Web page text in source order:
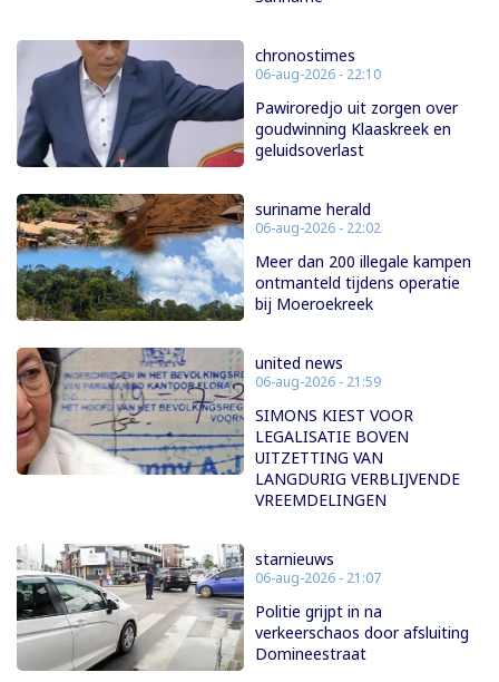
chronostimes
06-aug-2026 - 22:10
Pawiroredjo uit zorgen over
goudwinning Klaaskreek en
geluidsoverlast
suriname herald
06-aug-2026 - 22:02
Meer dan 200 illegale kampen
ontmanteld tijdens operatie
bij Moeroekreek
united news
06-aug-2026 - 21:59
SIMONS KIEST VOOR
LEGALISATIE BOVEN
UITZETTING VAN
LANGDURIG VERBLIJVENDE
VREEMDELINGEN
starnieuws
06-aug-2026 - 21:07
Politie grijpt in na
verkeerschaos door afsluiting
Domineestraat